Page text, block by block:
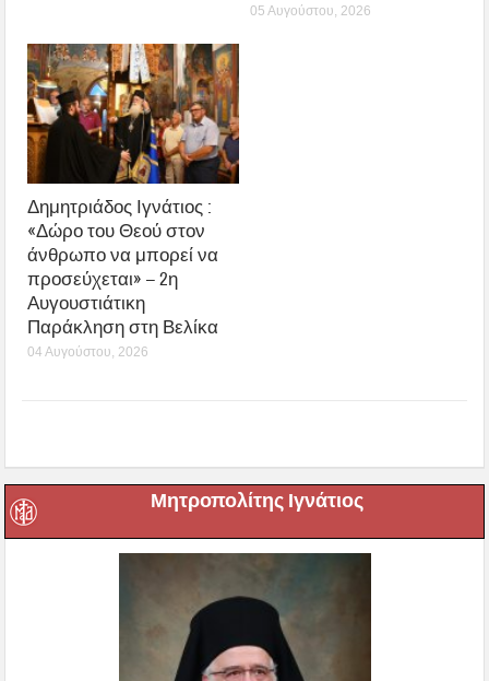
05 Αυγούστου, 2026
Δημητριάδος Ιγνάτιος :
«Δώρο του Θεού στον
άνθρωπο να μπορεί να
προσεύχεται» – 2η
Αυγουστιάτικη
Παράκληση στη Βελίκα
04 Αυγούστου, 2026
Μητροπολίτης Ιγνάτιος